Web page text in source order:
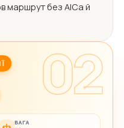
маршрут без АІСа й
02
ВАГА